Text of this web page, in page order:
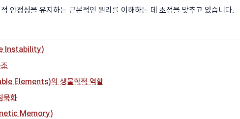
안정성을 유지하는 근본적인 원리를 이해하는 데 초점을 맞추고 있습니다.
Instability)
Elements)의 생물학적 역할
묵화
Memory)